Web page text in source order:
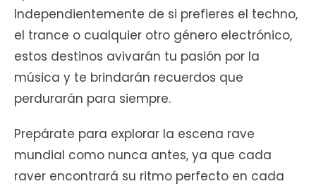
Independientemente de si prefieres el techno,
el trance o cualquier otro género electrónico,
estos destinos avivarán tu pasión por la
música y te brindarán recuerdos que
perdurarán para siempre.
Prepárate para explorar la escena rave
mundial como nunca antes, ya que cada
raver encontrará su ritmo perfecto en cada